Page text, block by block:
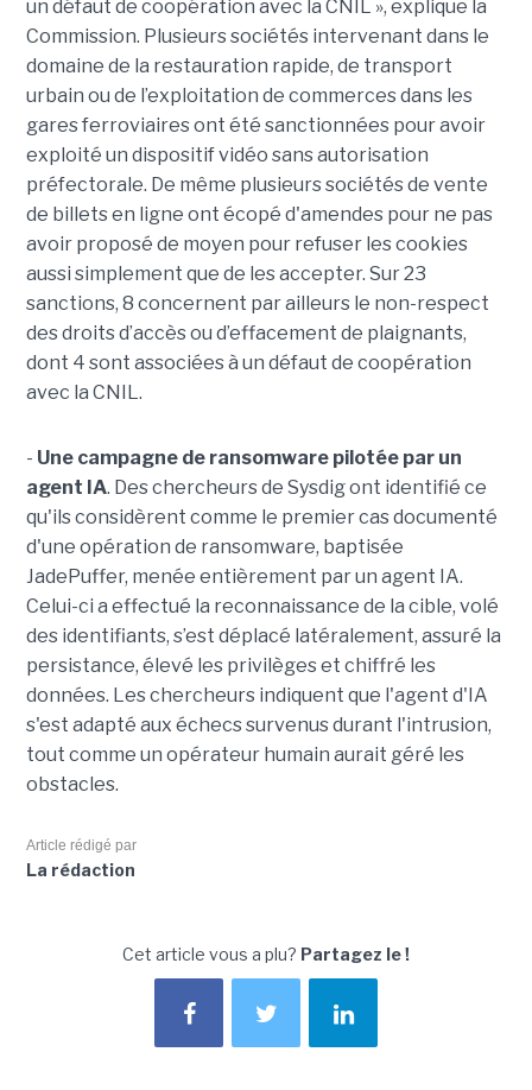
un défaut de coopération avec la CNIL », explique la
Commission. Plusieurs sociétés intervenant dans le
domaine de la restauration rapide, de transport
urbain ou de l’exploitation de commerces dans les
gares ferroviaires ont été sanctionnées pour avoir
exploité un dispositif vidéo sans autorisation
préfectorale. De même plusieurs sociétés de vente
de billets en ligne ont écopé d'amendes pour ne pas
avoir proposé de moyen pour refuser les cookies
aussi simplement que de les accepter. Sur 23
sanctions, 8 concernent par ailleurs le non-respect
des droits d’accès ou d’effacement de plaignants,
dont 4 sont associées à un défaut de coopération
avec la CNIL.
- Une campagne de ransomware pilotée par un
agent IA. Des chercheurs de Sysdig ont identifié ce
qu'ils considèrent comme le premier cas documenté
d'une opération de ransomware, baptisée
JadePuffer, menée entièrement par un agent IA.
Celui-ci a effectué la reconnaissance de la cible, volé
des identifiants, s’est déplacé latéralement, assuré la
persistance, élevé les privilèges et chiffré les
données. Les chercheurs indiquent que l'agent d'IA
s'est adapté aux échecs survenus durant l'intrusion,
tout comme un opérateur humain aurait géré les
obstacles.
Article rédigé par
La rédaction
Cet article vous a plu? Partagez le !